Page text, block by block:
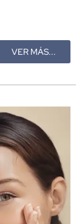
VER MÁS...